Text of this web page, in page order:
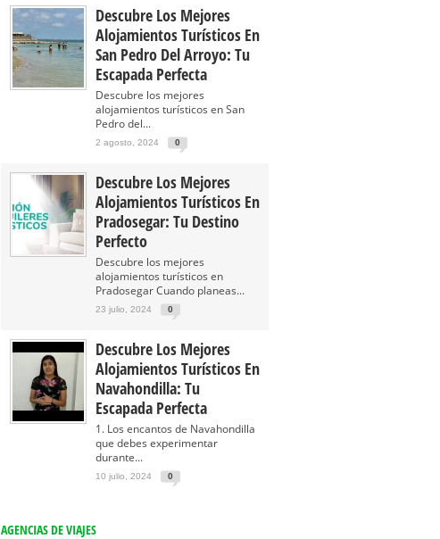
Descubre Los Mejores
Alojamientos Turísticos En
San Pedro Del Arroyo: Tu
Escapada Perfecta
Descubre los mejores
alojamientos turísticos en San
Pedro del...
2 agosto, 2024 0
Descubre Los Mejores
Alojamientos Turísticos En
Pradosegar: Tu Destino
Perfecto
Descubre los mejores
alojamientos turísticos en
Pradosegar Cuando planeas...
23 julio, 2024 0
Descubre Los Mejores
Alojamientos Turísticos En
Navahondilla: Tu
Escapada Perfecta
1. Los encantos de Navahondilla
que debes experimentar
durante...
10 julio, 2024 0
AGENCIAS DE VIAJES